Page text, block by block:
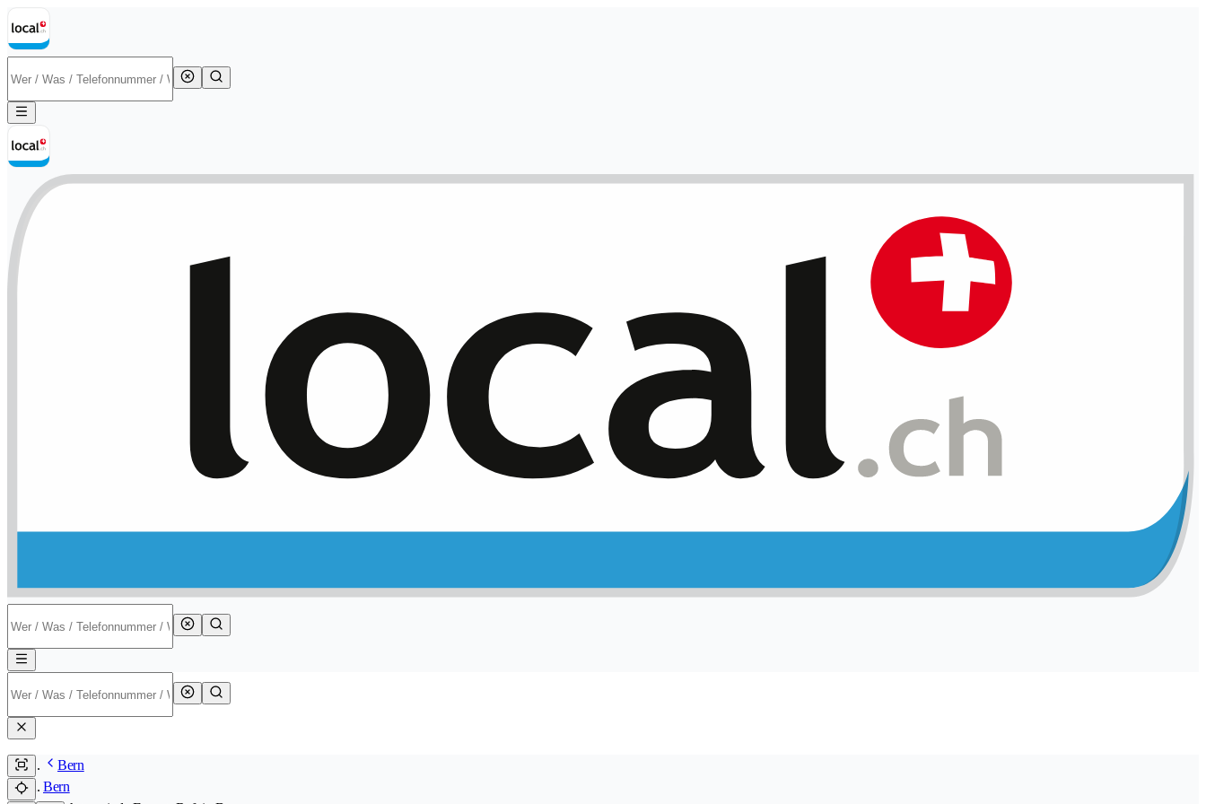
Bern
Bern